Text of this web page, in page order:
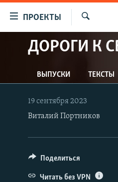
упрощенного
доступа
Вернуться
к
основному
содержанию
навигации
Вернутся
ПРОЕКТЫ
ПРОГРАММЫ
АВТОРСКИЕ ПРОЕКТЫ
ЦИТАТЫ СВОБОДЫ
МНЕНИЯ
КУЛЬТУРА
IDEL.РЕАЛИИ
КАВКАЗ.РЕАЛИИ
ДОРОГИ К
ВЫПУСКИ ТЕКСТЫ
19 сентября 2023
Виталий Портников
Поделиться
Читать без VPN